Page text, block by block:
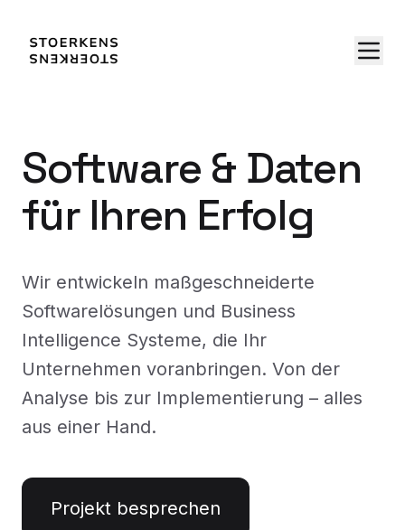
Software & Daten
für Ihren Erfolg
Wir entwickeln maßgeschneiderte
Softwarelösungen und Business
Intelligence Systeme, die Ihr
Unternehmen voranbringen. Von der
Analyse bis zur Implementierung – alles
aus einer Hand.
Projekt besprechen